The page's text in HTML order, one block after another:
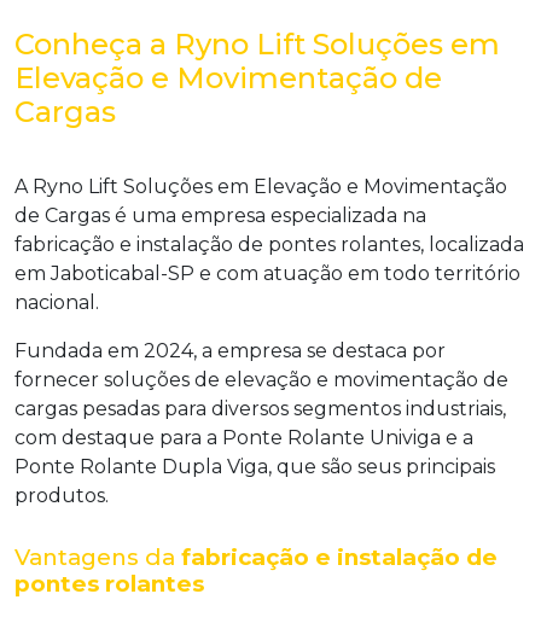
Conheça a Ryno Lift Soluções em
Elevação e Movimentação de
Cargas
A Ryno Lift Soluções em Elevação e Movimentação
de Cargas é uma empresa especializada na
fabricação e instalação de pontes rolantes, localizada
em Jaboticabal-SP e com atuação em todo território
nacional.
Fundada em 2024, a empresa se destaca por
fornecer soluções de elevação e movimentação de
cargas pesadas para diversos segmentos industriais,
com destaque para a Ponte Rolante Univiga e a
Ponte Rolante Dupla Viga, que são seus principais
produtos.
Vantagens da fabricação e instalação de
pontes rolantes